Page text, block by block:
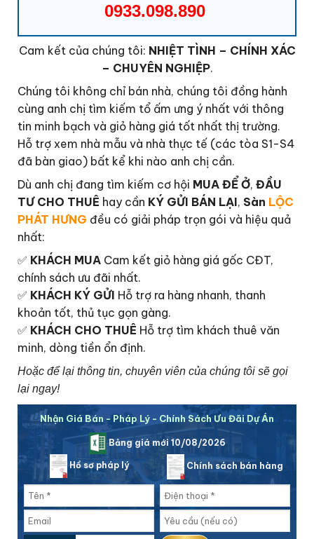
0933.098.890
Cam kết của chúng tôi: NHIỆT TÌNH – CHÍNH XÁC
– CHUYÊN NGHIỆP.
Chúng tôi không chỉ bán nhà, chúng tôi đồng hành
cùng anh chị tìm kiếm tổ ấm ưng ý nhất với thông
tin minh bạch và giỏ hàng giá tốt nhất thị trường.
Hỗ trợ xem nhà mẫu và nhà thực tế (các tòa S1-S4
đã bàn giao) bất kể khi nào anh chị cần.
Dù anh chị đang tìm kiếm cơ hội MUA ĐỂ Ở, ĐẦU
TƯ CHO THUÊ hay cần KÝ GỬI BÁN LẠI, Sàn LỘC
PHÁT HƯNG đều có giải pháp trọn gói và hiệu quả
nhất:
✅ KHÁCH MUA Cam kết giỏ hàng giá gốc CĐT,
chính sách ưu đãi nhất.
✅ KHÁCH KÝ GỬI Hỗ trợ ra hàng nhanh, thanh
khoản tốt, thủ tục gọn gàng.
✅ KHÁCH CHO THUÊ Hỗ trợ tìm khách thuê văn
minh, dòng tiền ổn định.
Hoặc để lại thông tin, chuyên viên của chúng tôi sẽ gọi
lại ngay!
Nhận Giá Bán - Pháp Lý - Chính Sách Ưu Đãi Dự Án
Bảng giá mới 10/08/2026
Hồ sơ pháp lý Chính sách bán hàng